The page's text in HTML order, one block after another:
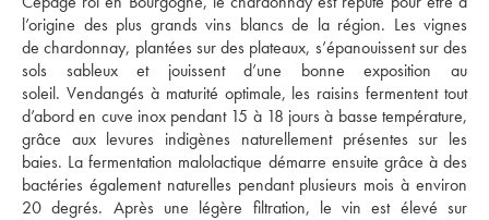
l’origine des plus grands vins blancs de la région. Les vignes
de chardonnay, plantées sur des plateaux, s’épanouissent sur des
sols sableux et jouissent d’une bonne exposition au
soleil. Vendangés à maturité optimale, les raisins fermentent tout
d’abord en cuve inox pendant 15 à 18 jours à basse température,
grâce aux levures indigènes naturellement présentes sur les
baies. La fermentation malolactique démarre ensuite grâce à des
bactéries également naturelles pendant plusieurs mois à environ
20 degrés. Après une légère filtration, le vin est élevé sur